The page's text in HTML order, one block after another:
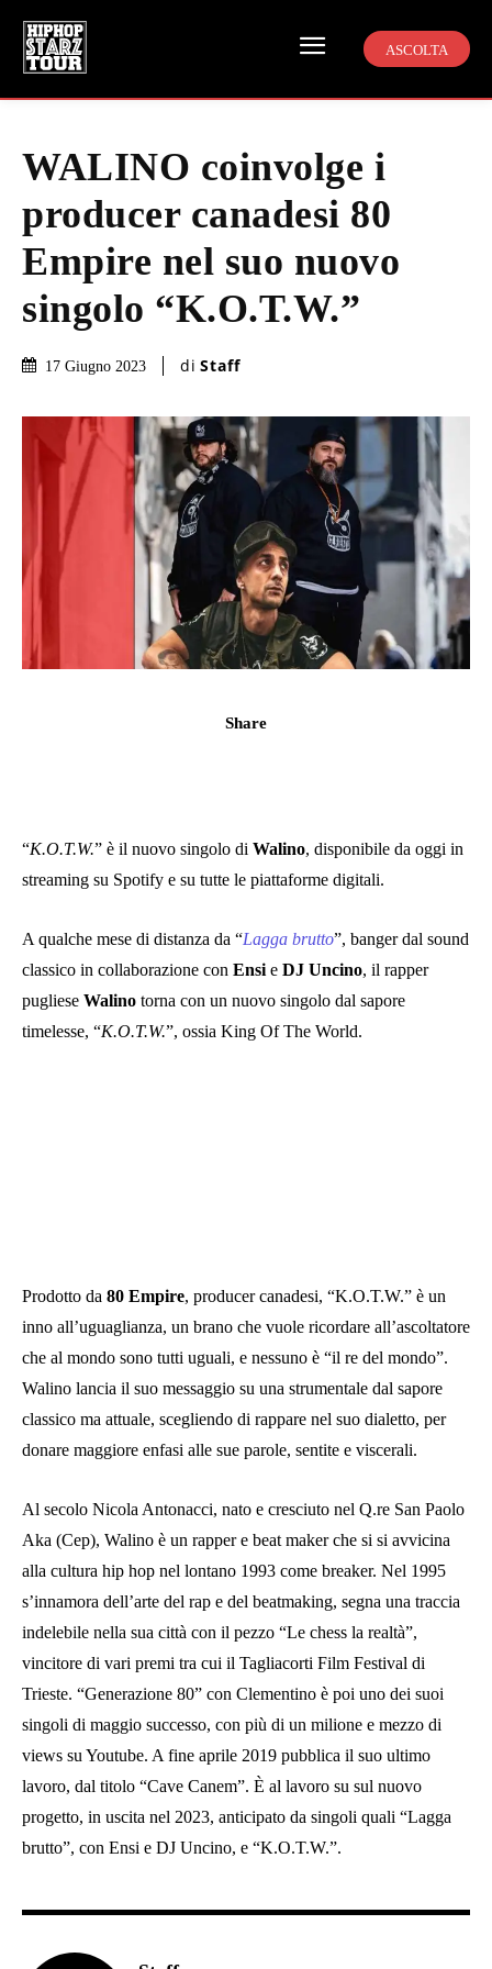
ASCOLTA
WALINO coinvolge i
producer canadesi 80
Empire nel suo nuovo
singolo “K.O.T.W.”
17 Giugno 2023 di Staff
Share
“K.O.T.W.” è il nuovo singolo di Walino, disponibile da oggi in
streaming su Spotify e su tutte le piattaforme digitali.
A qualche mese di distanza da “Lagga brutto”, banger dal sound
classico in collaborazione con Ensi e DJ Uncino, il rapper
pugliese Walino torna con un nuovo singolo dal sapore
timelesse, “K.O.T.W.”, ossia King Of The World.
Prodotto da 80 Empire, producer canadesi, “K.O.T.W.” è un
inno all’uguaglianza, un brano che vuole ricordare all’ascoltatore
che al mondo sono tutti uguali, e nessuno è “il re del mondo”.
Walino lancia il suo messaggio su una strumentale dal sapore
classico ma attuale, scegliendo di rappare nel suo dialetto, per
donare maggiore enfasi alle sue parole, sentite e viscerali.
Al secolo Nicola Antonacci, nato e cresciuto nel Q.re San Paolo
Aka (Cep), Walino è un rapper e beat maker che si si avvicina
alla cultura hip hop nel lontano 1993 come breaker. Nel 1995
s’innamora dell’arte del rap e del beatmaking, segna una traccia
indelebile nella sua città con il pezzo “Le chess la realtà”,
vincitore di vari premi tra cui il Tagliacorti Film Festival di
Trieste. “Generazione 80” con Clementino è poi uno dei suoi
singoli di maggio successo, con più di un milione e mezzo di
views su Youtube. A fine aprile 2019 pubblica il suo ultimo
lavoro, dal titolo “Cave Canem”. È al lavoro su sul nuovo
progetto, in uscita nel 2023, anticipato da singoli quali “Lagga
brutto”, con Ensi e DJ Uncino, e “K.O.T.W.”.